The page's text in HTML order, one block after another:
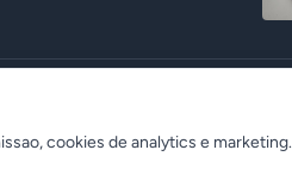
cookies de analytics e marketing.